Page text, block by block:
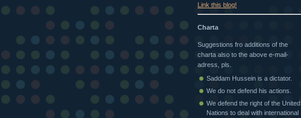
Link this blog!
Charta
Suggestions fro additions of the
charta also to the above e-mail-
adress, pls.
Saddam Hussein is a dictator.
We do not defend his actions.
We defend the right of the United
Nations to deal with international